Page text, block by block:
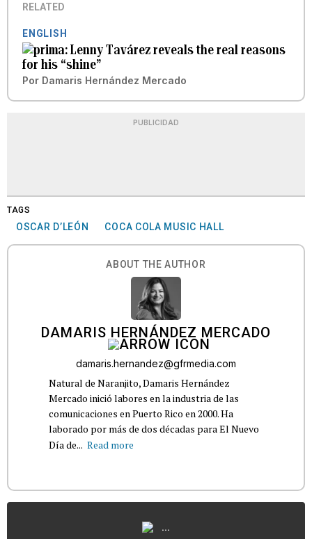
RELATED
ENGLISH
Lenny Tavárez reveals the real reasons
for his “shine”
Por Damaris Hernández Mercado
PUBLICIDAD
TAGS
OSCAR D’LEÓN COCA COLA MUSIC HALL
ABOUT THE AUTHOR
DAMARIS HERNÁNDEZ MERCADO
damaris.hernandez@gfrmedia.com
Natural de Naranjito, Damaris Hernández
Mercado inició labores en la industria de las
comunicaciones en Puerto Rico en 2000. Ha
laborado por más de dos décadas para El Nuevo
Día de... Read more
...